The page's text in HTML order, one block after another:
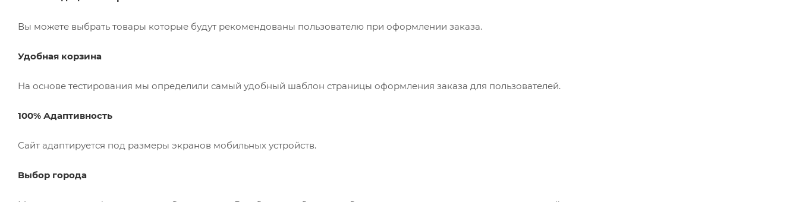
Вы можете выбрать товары которые будут рекомендованы пользователю при оформлении заказа.
Удобная корзина
На основе тестирования мы определили самый удобный шаблон страницы оформления заказа для пользователей.
100% Адаптивность
Сайт адаптируется под размеры экранов мобильных устройств.
Выбор города